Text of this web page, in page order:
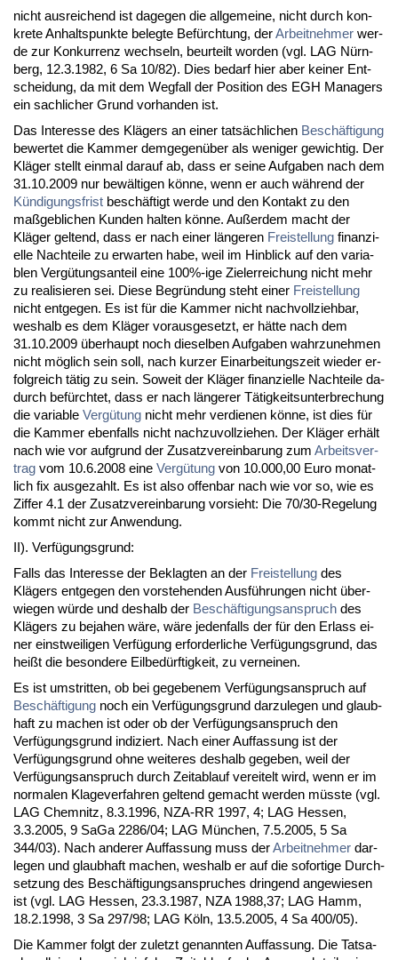
nicht aus­rei­chend ist da­ge­gen die all­ge­mei­ne, nicht durch kon­
kre­te An­halts­punk­te be­leg­te Befürch­tung, derAr­beit­neh­mer wer­
de zur Kon­kur­renz wech­seln, be­ur­teilt wor­den (vgl. LAG Nürn­
berg, 12.3.1982, 6 Sa 10/82). Dies be­darf hier aber kei­ner Ent­
schei­dung, da mit dem Weg­fall der Po­si­ti­on des EGH Ma­na­gers
ein sach­li­cher Grund vor­han­den ist.
Das In­ter­es­se des Klägers an ei­ner tatsächli­chen Beschäfti­gung
be­wer­tet die Kam­mer dem­ge­genüber als we­ni­ger ge­wich­tig. Der
Kläger stellt ein­mal dar­auf ab, dass er sei­ne Auf­ga­ben nach dem
31.10.2009 nur bewälti­gen könne, wenn er auch während der
Kündi­gungs­frist beschäftigt wer­de und den Kon­takt zu den
maßgeb­li­chen Kun­den hal­ten könne. Außer­dem macht der
Kläger gel­tend, dass er nach ei­ner länge­ren Frei­stel­lung fi­nan­zi­
el­le Nach­tei­le zu er­war­ten ha­be, weil im Hin­blick auf den va­ria­
blen Vergütungs­an­teil ei­ne 100%-ige Ziel­er­rei­chung nicht mehr
zu rea­li­sie­ren sei. Die­se Be­gründung steht ei­ner Frei­stel­lung
nicht ent­ge­gen. Es ist für die Kam­mer nicht nach­voll­zieh­bar,
wes­halb es dem Kläger vor­aus­ge­setzt, er hätte nach dem
31.10.2009 über­haupt noch die­sel­ben Auf­ga­ben wahr­zu­neh­men
nicht möglich sein soll, nach kur­zer Ein­ar­bei­tungs­zeit wie­der er­
folg­reich tätig zu sein. So­weit der Kläger fi­nan­zi­el­le Nach­tei­le da­
durch befürch­tet, dass er nach länge­rer Tätig­keits­un­ter­bre­chung
die va­ria­ble Vergütung nicht mehr ver­die­nen könne, ist dies für
die Kam­mer eben­falls nicht nach­zu­voll­zie­hen. Der Kläger erhält
nach wie vor auf­grund der Zu­satz­ver­ein­ba­rung zum Ar­beits­ver­
trag vom 10.6.2008 ei­ne Vergütung von 10.000,00 Eu­ro mo­nat­
lich fix aus­ge­zahlt. Es ist al­so of­fen­bar nach wie vor so, wie es
Zif­fer 4.1 der Zu­satz­ver­ein­ba­rung vor­sieht: Die 70/30-Re­ge­lung
kommt nicht zur An­wen­dung.
II). Verfügungs­grund:
Falls das In­ter­es­se der Be­klag­ten an der Frei­stel­lung des
Klägers ent­ge­gen den vor­ste­hen­den Ausführun­gen nicht über­
wie­gen würde und des­halb der Beschäfti­gungs­an­spruch des
Klägers zu be­ja­hen wäre, wäre je­den­falls der für den Er­lass ei­
ner einst­wei­li­gen Verfügung er­for­der­li­che Verfügungs­grund, das
heißt die be­son­de­re Eil­bedürf­tig­keit, zu ver­nei­nen.
Es ist um­strit­ten, ob bei ge­ge­be­nem Verfügungs­an­spruch auf
Beschäfti­gung noch ein Verfügungs­grund dar­zu­le­gen und glaub­
haft zu ma­chen ist oder ob der Verfügungs­an­spruch den
Verfügungs­grund in­di­ziert. Nach ei­ner Auf­fas­sung ist der
Verfügungs­grund oh­ne wei­te­res des­halb ge­ge­ben, weil der
Verfügungs­an­spruch durch Zeit­ab­lauf ver­ei­telt wird, wenn er im
nor­ma­len Kla­ge­ver­fah­ren gel­tend ge­macht wer­den müss­te (vgl.
LAG Chem­nitz, 8.3.1996, NZA-RR 1997, 4; LAG Hes­sen,
3.3.2005, 9 Sa­Ga 2286/04; LAG München, 7.5.2005, 5 Sa
344/03). Nach an­de­rer Auf­fas­sung muss derAr­beit­neh­mer dar­
le­gen und glaub­haft ma­chen, wes­halb er auf die so­for­ti­ge Durch­
set­zung des Beschäfti­gungs­an­spru­ches drin­gend an­ge­wie­sen
ist (vgl. LAG Hes­sen, 23.3.1987, NZA 1988,37; LAG Hamm,
18.2.1998, 3 Sa 297/98; LAG Köln, 13.5.2005, 4 Sa 400/05).
Die Kam­mer folgt der zu­letzt ge­nann­ten Auf­fas­sung. Die Tat­sa­